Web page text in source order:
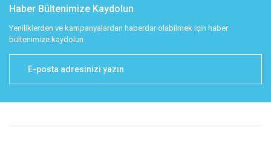
Haber Bültenimize Kaydolun
Yeniliklerden ve kampanyalardan haberdar olabilmek için haber
bültenimize kaydolun